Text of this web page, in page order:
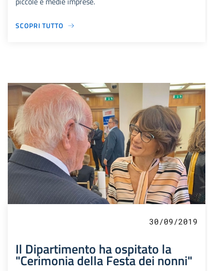
SCOPRI TUTTO
30/09/2019
Il Dipartimento ha ospitato la
"Cerimonia della Festa dei nonni"